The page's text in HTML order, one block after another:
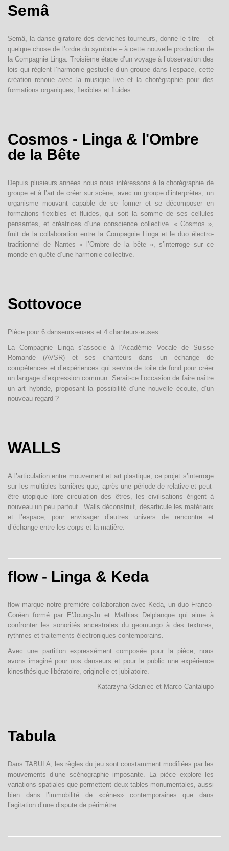
Semâ
Semâ, la danse giratoire des derviches tourneurs, donne le titre – et
quelque chose de l’ordre du symbole – à cette nouvelle production de
la Compagnie Linga. Troisième étape d’un voyage à l’observation des
lois qui règlent l’harmonie gestuelle d’un groupe dans l’espace, cette
création renoue avec la musique live et la chorégraphie pour des
formations organiques, flexibles et fluides.
Cosmos - Linga & l'Ombre
de la Bête
Depuis plusieurs années nous nous intéressons à la chorégraphie de
groupe et à l’art de créer sur scène, avec un groupe d’interprètes, un
organisme mouvant capable de se former et se décomposer en
formations flexibles et fluides, qui soit la somme de ses cellules
pensantes, et créatrices d’une conscience collective. « Cosmos »,
fruit de la collaboration entre la Compagnie Linga et le duo électro-
traditionnel de Nantes « l’Ombre de la bête », s’interroge sur ce
monde en quête d’une harmonie collective.
Sottovoce
Pièce pour 6 danseurs·euses et 4 chanteurs·euses
La Compagnie Linga s’associe à l’Académie Vocale de Suisse
Romande (AVSR) et ses chanteurs dans un échange de
compétences et d’expériences qui servira de toile de fond pour créer
un langage d’expression commun. Serait-ce l’occasion de faire naître
un art hybride, proposant la possibilité d’une nouvelle écoute, d’un
nouveau regard ?
WALLS
A l’articulation entre mouvement et art plastique, ce projet s’interroge
sur les multiples barrières que, après une période de relative et peut-
être utopique libre circulation des êtres, les civilisations érigent à
nouveau un peu partout. Walls déconstruit, désarticule les matériaux
et l’espace, pour envisager d’autres univers de rencontre et
d’échange entre les corps et la matière.
flow - Linga & Keda
flow marque notre première collaboration avec Keda, un duo Franco-
Coréen formé par E’Joung-Ju et Mathias Delplanque qui aime à
confronter les sonorités ancestrales du geomungo à des textures,
rythmes et traitements électroniques contemporains.
Avec une partition expressément composée pour la pièce, nous
avons imaginé pour nos danseurs et pour le public une expérience
kinesthésique libératoire, originelle et jubilatoire.
Katarzyna Gdaniec et Marco Cantalupo
Tabula
Dans TABULA, les règles du jeu sont constamment modifiées par les
mouvements d’une scénographie imposante. La pièce explore les
variations spatiales que permettent deux tables monumentales, aussi
bien dans l’immobilité de «cènes» contemporaines que dans
l’agitation d’une dispute de périmètre.